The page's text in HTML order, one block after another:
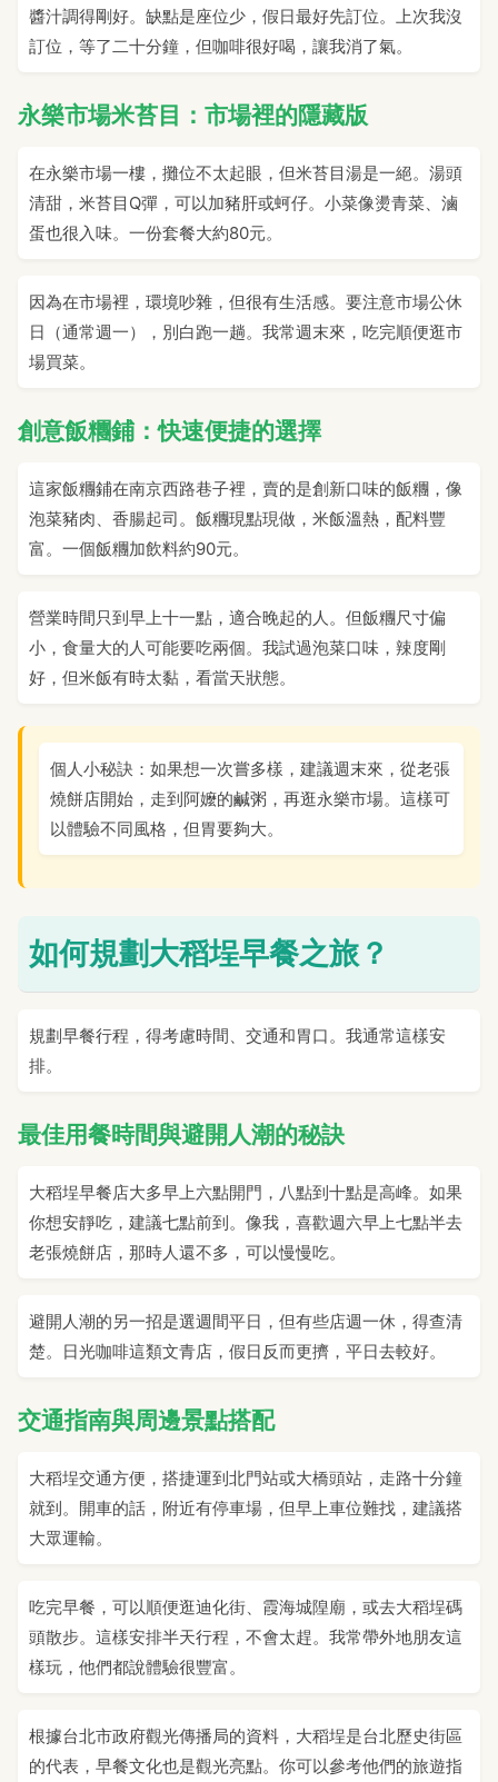
醬汁調得剛好。缺點是座位少，假日最好先訂位。上次我沒
訂位，等了二十分鐘，但咖啡很好喝，讓我消了氣。
永樂市場米苔目：市場裡的隱藏版
在永樂市場一樓，攤位不太起眼，但米苔目湯是一絕。湯頭
清甜，米苔目Q彈，可以加豬肝或蚵仔。小菜像燙青菜、滷
蛋也很入味。一份套餐大約80元。
因為在市場裡，環境吵雜，但很有生活感。要注意市場公休
日（通常週一），別白跑一趟。我常週末來，吃完順便逛市
場買菜。
創意飯糰鋪：快速便捷的選擇
這家飯糰鋪在南京西路巷子裡，賣的是創新口味的飯糰，像
泡菜豬肉、香腸起司。飯糰現點現做，米飯溫熱，配料豐
富。一個飯糰加飲料約90元。
營業時間只到早上十一點，適合晚起的人。但飯糰尺寸偏
小，食量大的人可能要吃兩個。我試過泡菜口味，辣度剛
好，但米飯有時太黏，看當天狀態。
個人小秘訣：如果想一次嘗多樣，建議週末來，從老張
燒餅店開始，走到阿嬤的鹹粥，再逛永樂市場。這樣可
以體驗不同風格，但胃要夠大。
如何規劃大稻埕早餐之旅？
規劃早餐行程，得考慮時間、交通和胃口。我通常這樣安
排。
最佳用餐時間與避開人潮的秘訣
大稻埕早餐店大多早上六點開門，八點到十點是高峰。如果
你想安靜吃，建議七點前到。像我，喜歡週六早上七點半去
老張燒餅店，那時人還不多，可以慢慢吃。
避開人潮的另一招是選週間平日，但有些店週一休，得查清
楚。日光咖啡這類文青店，假日反而更擠，平日去較好。
交通指南與周邊景點搭配
大稻埕交通方便，搭捷運到北門站或大橋頭站，走路十分鐘
就到。開車的話，附近有停車場，但早上車位難找，建議搭
大眾運輸。
吃完早餐，可以順便逛迪化街、霞海城隍廟，或去大稻埕碼
頭散步。這樣安排半天行程，不會太趕。我常帶外地朋友這
樣玩，他們都說體驗很豐富。
根據台北市政府觀光傳播局的資料，大稻埕是台北歷史街區
的代表，早餐文化也是觀光亮點。你可以參考他們的旅遊指